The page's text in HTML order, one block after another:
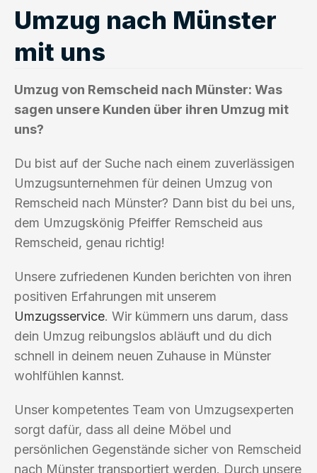
Umzug nach Münster
mit uns
Umzug von Remscheid nach Münster: Was
sagen unsere Kunden über ihren Umzug mit
uns?
Du bist auf der Suche nach einem zuverlässigen
Umzugsunternehmen für deinen Umzug von
Remscheid nach Münster? Dann bist du bei uns,
dem Umzugskönig Pfeiffer Remscheid aus
Remscheid, genau richtig!
Unsere zufriedenen Kunden berichten von ihren
positiven Erfahrungen mit unserem
Umzugsservice. Wir kümmern uns darum, dass
dein Umzug reibungslos abläuft und du dich
schnell in deinem neuen Zuhause in Münster
wohlfühlen kannst.
Unser kompetentes Team von Umzugsexperten
sorgt dafür, dass all deine Möbel und
persönlichen Gegenstände sicher von Remscheid
nach Münster transportiert werden. Durch unsere